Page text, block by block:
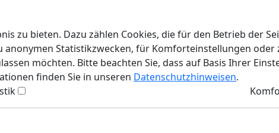
zu bieten. Dazu zählen Cookies, die für den Betrieb der
Statistikzwecken, für Komforteinstellungen
möchten. Bitte beachten Sie, dass auf Basis Ihrer
finden Sie in unseren Datenschutzhinweisen.